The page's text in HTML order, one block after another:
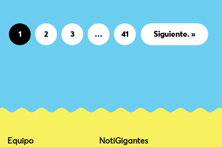
Página
1 Página
2 Página
3 … Página
41 Siguiente. »
Equipo NotiGigantes